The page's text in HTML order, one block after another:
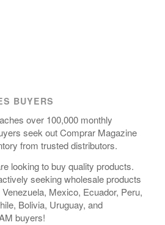
BUYERS
over 100,000 monthly
seek out Comprar Magazine
from trusted distributors.
looking to buy quality products.
seeking wholesale products
Mexico, Ecuador, Peru,
Bolivia, Uruguay, and
buyers!